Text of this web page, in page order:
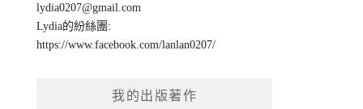
lydia0207@gmail.com
Lydia的紛絲團:
https://www.facebook.com/lanlan0207/
我的出版著作